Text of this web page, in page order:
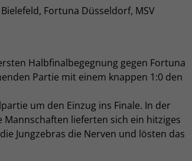
Fortuna Düsseldorf, MSV
Halbfinalbegegnung gegen Fortuna
Partie mit einem knappen 1:0 den
um den Einzug ins Finale. In der
lieferten sich ein hitziges
Jungzebras die Nerven und lösten das